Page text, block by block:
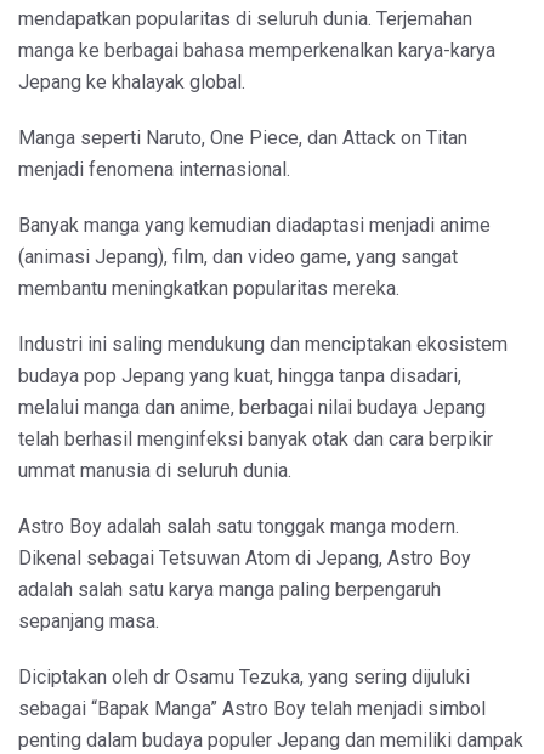
mendapatkan popularitas di seluruh dunia. Terjemahan
manga ke berbagai bahasa memperkenalkan karya-karya
Jepang ke khalayak global.
Manga seperti Naruto, One Piece, dan Attack on Titan
menjadi fenomena internasional.
Banyak manga yang kemudian diadaptasi menjadi anime
(animasi Jepang), film, dan video game, yang sangat
membantu meningkatkan popularitas mereka.
Industri ini saling mendukung dan menciptakan ekosistem
budaya pop Jepang yang kuat, hingga tanpa disadari,
melalui manga dan anime, berbagai nilai budaya Jepang
telah berhasil menginfeksi banyak otak dan cara berpikir
ummat manusia di seluruh dunia.
Astro Boy adalah salah satu tonggak manga modern.
Dikenal sebagai Tetsuwan Atom di Jepang, Astro Boy
adalah salah satu karya manga paling berpengaruh
sepanjang masa.
Diciptakan oleh dr Osamu Tezuka, yang sering dijuluki
sebagai “Bapak Manga” Astro Boy telah menjadi simbol
penting dalam budaya populer Jepang dan memiliki dampak